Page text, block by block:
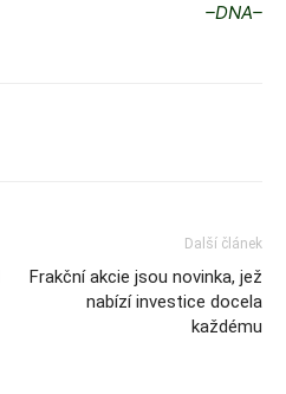
–DNA–
Další článek
Frakční akcie jsou novinka, jež
nabízí investice docela
každému